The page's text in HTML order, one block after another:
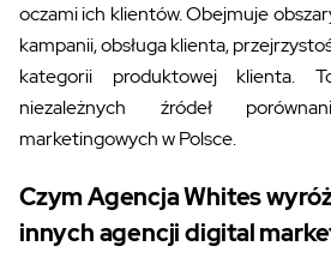
oczami ich klientów. Obejmuje
kampanii, obsługa klienta,
kategorii produktowej klienta.
niezależnych źródeł
marketingowych w Polsce.
Czym Agencja Whites
innych agencji digital